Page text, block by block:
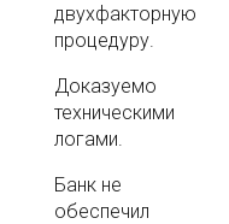
двухфакторную
процедуру.
Доказуемо
техническими
логами.
Банк не
обеспечил